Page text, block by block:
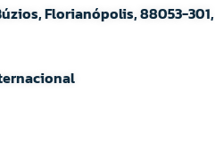
Florianópolis, 88053-301,